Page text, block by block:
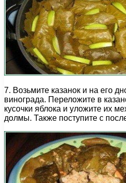
7. Возьмите казанок и на его
винограда. Переложите в
кусочки яблока и уложите их
долмы. Также поступите с